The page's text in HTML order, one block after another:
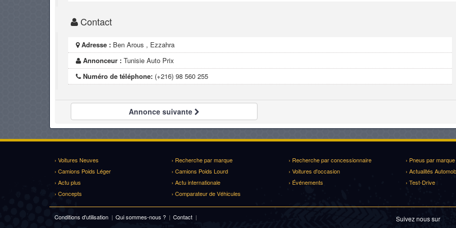
Contact
Adresse : Ben Arous , Ezzahra
Annonceur : Tunisie Auto Prix
Numéro de téléphone: (+216) 98 560 255
Annonce suivante
› Voitures Neuves › Recherche par marque › Recherche par concessionnaire
› Pneus par marque
› Camions Poids Léger
› Camions Poids Lourd › Voitures d'occasion
› Actualités
› Actu plus
› Actu internationale › Événements
› Test-Drive
› Concepts
› Comparateur de Véhicules
Conditions d'utilisation | Qui sommes-nous ? | Contact | Suivez nous sur